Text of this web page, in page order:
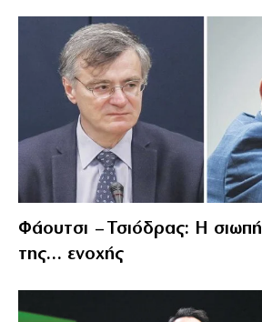
Φάουτσι – Τσιόδρας: Η σιωπή
της… ενοχής